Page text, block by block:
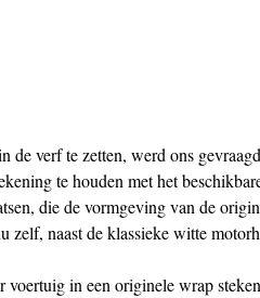
de verf te zetten, werd ons
te houden met het
die de vormgeving van de
zelf, naast de klassieke witte
in een originele wrap